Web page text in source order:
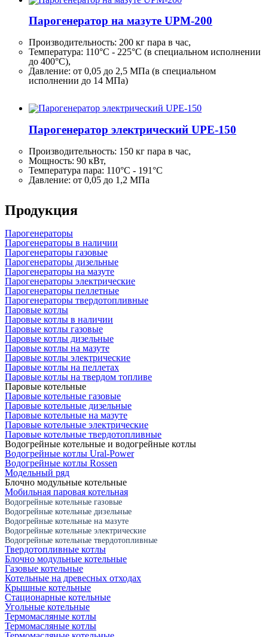
Парогенератор на мазуте UPM-200
Производительность: 200 кг пара в час,
Температура: 110°C - 225°C (в специальном исполнении
до 400°C),
Давление: от 0,05 до 2,5 МПа (в специальном
исполнении до 14 МПа)
Парогенератор электрический UPE-150
Производительность: 150 кг пара в час,
Мощность: 90 кВт,
Температура пара: 110°C - 191°C
Давление: от 0,05 до 1,2 МПа
Продукция
Парогенераторы
Парогенераторы в наличии
Парогенераторы газовые
Парогенераторы дизельные
Парогенераторы на мазуте
Парогенераторы электрические
Парогенераторы пеллетные
Парогенераторы твердотопливные
Паровые котлы
Паровые котлы в наличии
Паровые котлы газовые
Паровые котлы дизельные
Паровые котлы на мазуте
Паровые котлы электрические
Паровые котлы на пеллетах
Паровые котлы на твердом топливе
Паровые котельные
Паровые котельные газовые
Паровые котельные дизельные
Паровые котельные на мазуте
Паровые котельные электрические
Паровые котельные твердотопливные
Водогрейные котельные и водогрейные котлы
Водогрейные котлы Ural-Power
Водогрейные котлы Rossen
Модельный ряд
Блочно модульные котельные
Мобильная паровая котельная
Водогрейные котельные газовые
Водогрейные котельные дизельные
Водогрейные котельные на мазуте
Водогрейные котельные электрические
Водогрейные котельные твердотопливные
Твердотопливные котлы
Блочно модульные котельные
Газовые котельные
Котельные на древесных отходах
Крышные котельные
Стационарные котельные
Угольные котельные
Термомасляные котлы
Термомасляные котлы